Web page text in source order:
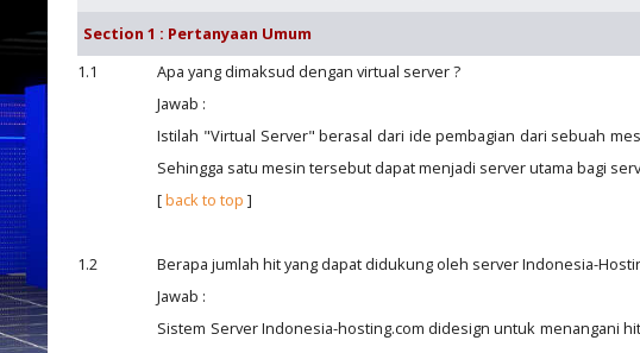
Dedicated Server
Hubungi Kami
Section 1 : Pertanyaan Umum
1.1
Apa yang dimaksud dengan virtual server ?
Jawab :
Istilah "Virtual Server" berasal dari ide pembagian dari sebuah
Sehingga satu mesin tersebut dapat menjadi server utama bagi
[back to top ]
1.2
Berapa jumlah hit yang dapat didukung oleh server Indonesia-
Jawab :
Sistem Server Indonesia-hosting.com didesign untuk menangani